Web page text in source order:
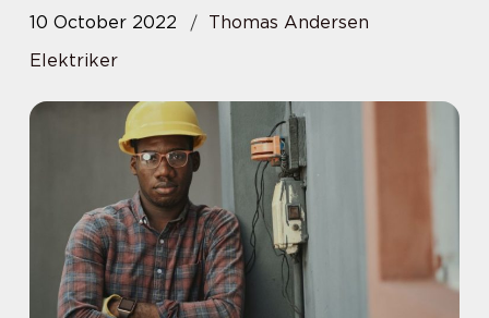
10 October 2022
Thomas Andersen
Elektriker